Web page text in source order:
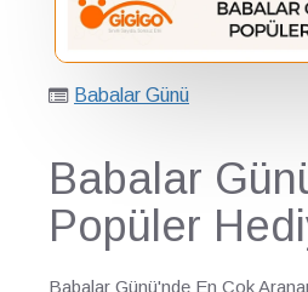
Babalar Günü
Babalar
Popüler
Babalar Günü'nde En Çok